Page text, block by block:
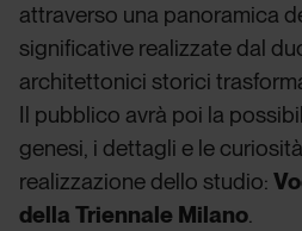
attraverso una panoramica
significative realizzate dal
architettonici storici
Il pubblico avrà poi la
genesi, i dettagli e le
realizzazione dello studio:
della Triennale Milano.